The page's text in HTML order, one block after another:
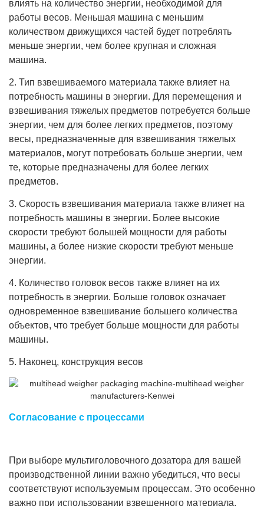
влиять на количество энергии, необходимой для
работы весов. Меньшая машина с меньшим
количеством движущихся частей будет потреблять
меньше энергии, чем более крупная и сложная
машина.
2. Тип взвешиваемого материала также влияет на
потребность машины в энергии. Для перемещения и
взвешивания тяжелых предметов потребуется больше
энергии, чем для более легких предметов, поэтому
весы, предназначенные для взвешивания тяжелых
материалов, могут потребовать больше энергии, чем
те, которые предназначены для более легких
предметов.
3. Скорость взвешивания материала также влияет на
потребность машины в энергии. Более высокие
скорости требуют большей мощности для работы
машины, а более низкие скорости требуют меньше
энергии.
4. Количество головок весов также влияет на их
потребность в энергии. Больше головок означает
одновременное взвешивание большего количества
объектов, что требует больше мощности для работы
машины.
5. Наконец, конструкция весов
Согласование с процессами
При выборе мультиголовочного дозатора для вашей
производственной линии важно убедиться, что весы
соответствуют используемым процессам. Это особенно
важно при использовании взвешенного материала,